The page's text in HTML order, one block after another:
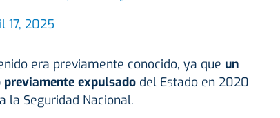
17, 2025
era previamente conocido, ya que un
expulsadodel Estado en 2020
la Seguridad Nacional.